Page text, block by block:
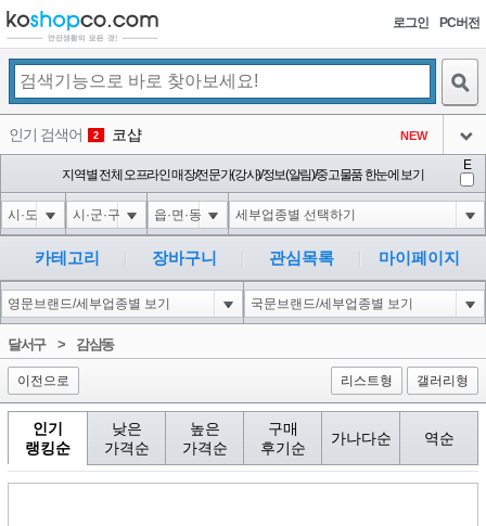
로그인 PC버전
인기 검색어 2 코샵 NEW
3 익스
아이콘
4 1-1); waitfor delay '0:0:15' --
아이콘
5 10'XOR(1*if(now()=sysdate(),sleep(15),0))XOR'Z
아이콘
1
6 1*DBMS_PIPE.RECEIVE_MESSAGE(CHR(99)||CHR(99)||CHR(99),15)
아이콘
1
1
지역별 전체 오프라인 매장/전문가(강사)/정보(알림)/중고물품 한눈에 보기
E
카테고리 장바구니 관심목록 마이페이지
달서구> 감삼동
이전으로 리스트형 갤러리형
인기
랭킹순
낮은
가격순
높은
가격순
구매
후기순
가나다순 역순